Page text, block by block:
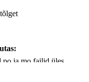
po ja mo failid üles.